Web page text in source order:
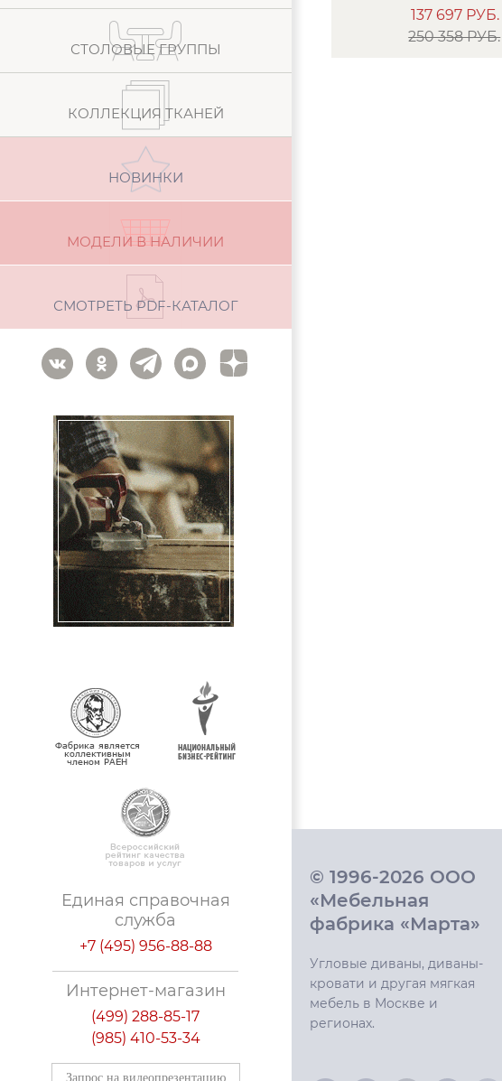
СТОЛОВЫЕ ГРУППЫ
КОЛЛЕКЦИЯ ТКАНЕЙ
НОВИНКИ
МОДЕЛИ В НАЛИЧИИ
СМОТРЕТЬ PDF-КАТАЛОГ
137 697 РУБ.
250 358 РУБ.
Единая справочная
служба
+7 (495) 956-88-88
Интернет-магазин
(499) 288-85-17
(985) 410-53-34
Запрос на видеопрезентацию
© 1996-2026 ООО
«Мебельная
фабрика «Марта»
Угловые диваны, диваны-
кровати и другая мягкая
мебель в Москве и
регионах.